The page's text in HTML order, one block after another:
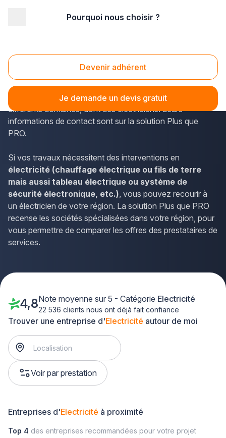
Pourquoi nous choisir ?
Devenir adhérent
Je demande un devis gratuit
Electricité Gérardmer (88400)
La commune de Gérardmer dans le département des
Vosges (Lorraine) compte des entreprises expertes dans
différents domaines, dont des électriciens. Leurs
informations de contact sont sur la solution Plus que
PRO.
Si vos travaux nécessitent des interventions en
électricité (chauffage électrique ou fils de terre
mais aussi tableau électrique ou système de
sécurité électronique, etc.), vous pouvez recourir à
un électricien de votre région. La solution Plus que PRO
recense les sociétés spécialisées dans votre région, pour
vous permettre de comparer les offres des prestataires de
services.
Trouver une entreprise d'Electricité autour de moi
Voir par prestation
4,8Note moyenne sur 5 - Catégorie Electricité
22 536 clients nous ont déjà fait confiance
Entreprises d'Electricité à proximité
Top 4 des entreprises recommandées pour votre projet